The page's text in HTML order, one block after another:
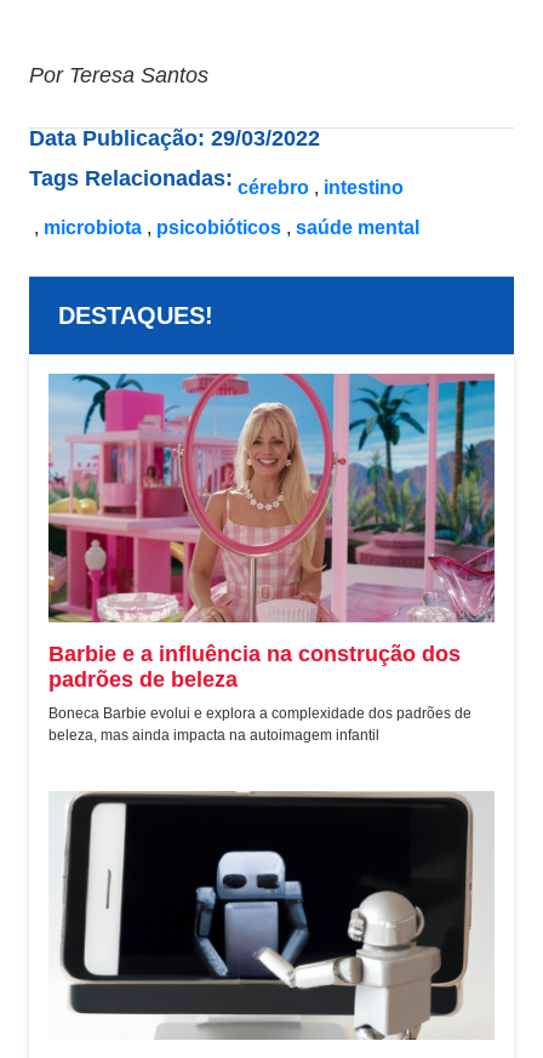
Por Teresa Santos
Data Publicação: 29/03/2022
Tags Relacionadas: cérebro
intestino
microbiota
psicobióticos saúde mental
DESTAQUES!
Barbie e a influência na construção dos
padrões de beleza
Boneca Barbie evolui e explora a complexidade dos padrões de
beleza, mas ainda impacta na autoimagem infantil